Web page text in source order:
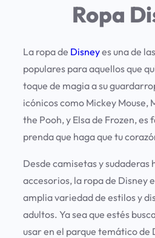
Ropa
La ropa de Disneyes una de
populares para aquellos que
toque de magia a su
icónicos como Mickey Mouse,
the Pooh, y Elsa de Frozen,
prenda que haga que tu
Desde camisetas y sudaderas
accesorios, la ropa de Disney
amplia variedad de estilos y
adultos. Ya sea que estés
usar en el parque temático de